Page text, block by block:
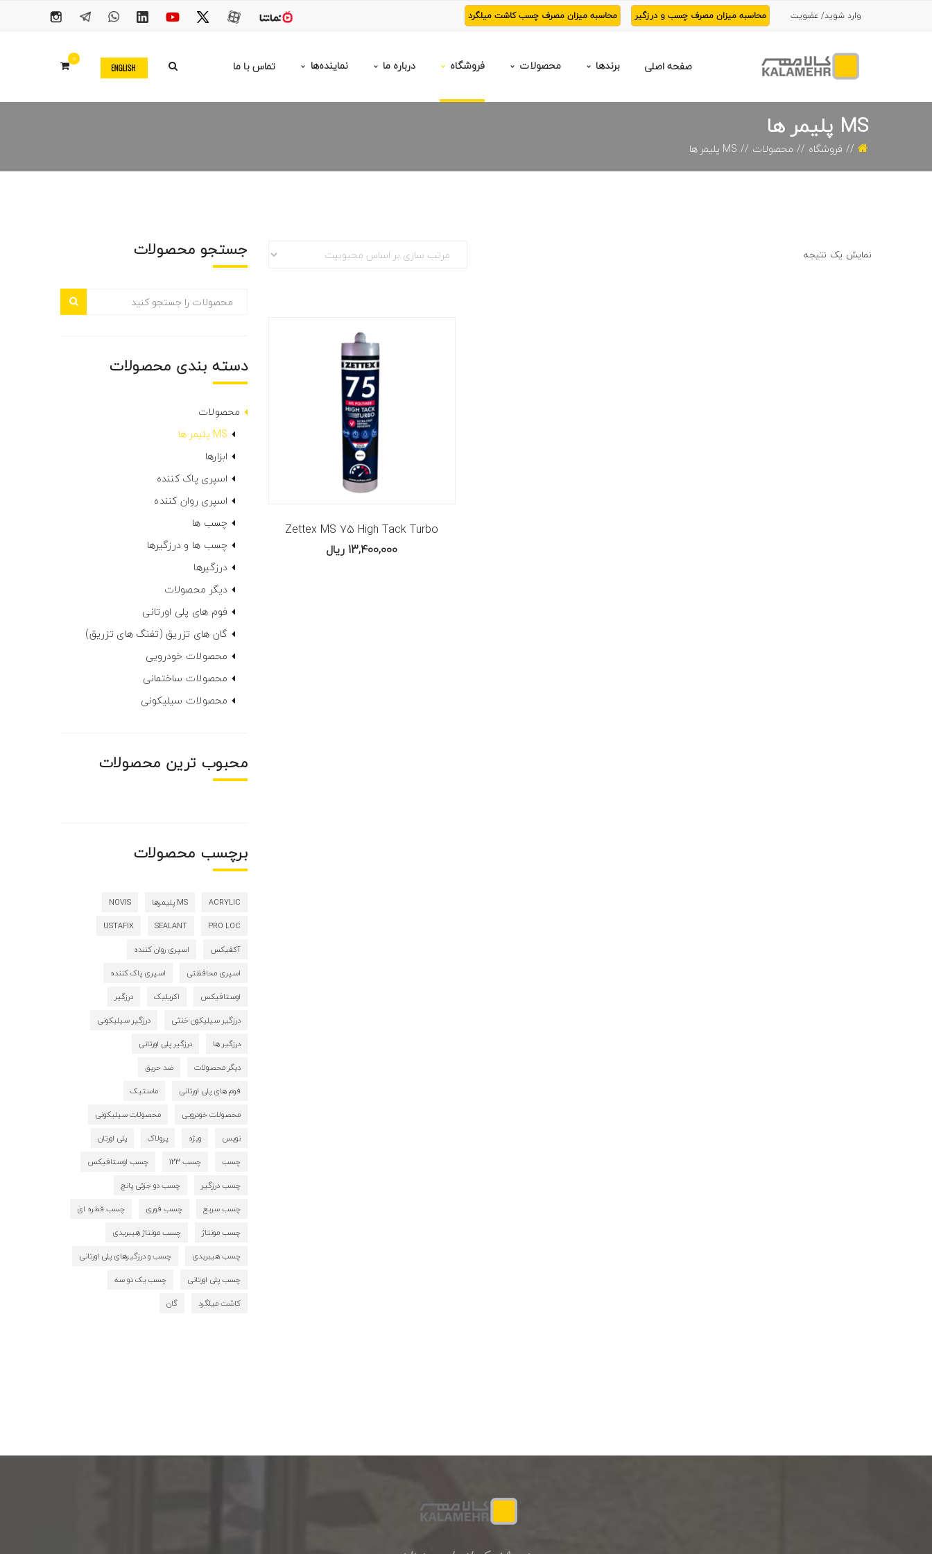
وارد شوید/ عضویت محاسبه میزان مصرف چسب و درزگیر محاسبه میزان مصرف چسب کاشت میلگرد
صفحه اصلی برندها محصولات فروشگاه درباره ما نماینده‌ها تماس با ما 0
MS پلیمر ها
فروشگاه محصولات MS پلیمر ها
نمایش یک نتیجه
Zettex MS 75 High Tack Turbo
13,400,000 ریال
جستجو محصولات
دسته بندی محصولات
محصولات
MS پلیمر ها
ابزارها
اسپری پاک کننده
اسپری روان کننده
چسب ها
چسب ها و درزگیرها
درزگیرها
دیگر محصولات
فوم های پلی اورتانی
گان های تزریق (تفنگ های تزریق)
محصولات خودرویی
محصولات ساختمانی
محصولات سیلیکونی
محبوب ترین محصولات
برچسب محصولات
ACRYLIC MS پلیمرها
NOVIS
PRO LOC
SEALANT
USTAFIX
آکفیکس
اسپری روان کننده
اسپری محافظتی
اسپری پاک کننده
اوستافیکس
اکریلیک
درزگیر
درزگیر سیلیکون خنثی
درزگیر سیلیکونی
درزگیر ها
درزگیر پلی اورتانی
دیگر محصولات
ضد حریق
فوم های پلی اورتانی
ماستیک
محصولات خودرویی
محصولات سیلیکونی
نویس
ویژه پرولاک
پلی اورتان
چسب
چسب 123
چسب اوستافیکس
چسب درزگیر
چسب دو جزئی پانچ
چسب سریع
چسب فوری
چسب قطره ای
چسب مونتاژ
چسب مونتاژ هیبریدی
چسب هیبریدی
چسب و درزگیرهای پلی اورتانی
چسب پلی اورتانی
چسب یک دو سه
کاشت میلگرد
گان